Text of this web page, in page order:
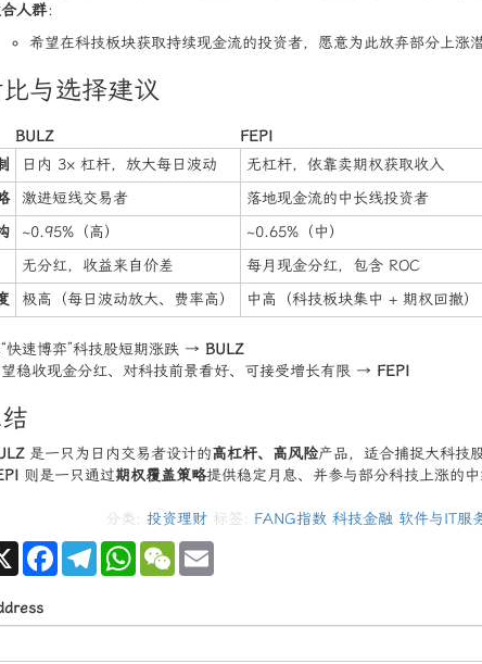
人群：
希望在科技板块获取持续现金流的投资者，愿意为此放弃部分上涨
与选择建议
BULZ
FEPI
日内 3× 杠杆，放大每日波动
无杠杆，依靠卖期权获取收入
激进短线交易者
落地现金流的中长线投资者
~0.95%（高）
~0.65%（中）
无分红，收益来自价差
每月现金分红，包含 ROC
极高（每日波动放大、费率高） 中高（科技板块集中 + 期权回撤）
快速博弈”科技股短期涨跌 → BULZ
稳收现金分红、对科技前景看好、可接受增长有限 → FEPI
是一只为日内交易者设计的高杠杆、高风险产品，适合捕捉大科技
则是一只通过期权覆盖策略提供稳定月息、并参与部分科技上涨的
分类: 投资理财 标签: FANG指数 科技金融 软件与IT服
X FacebookTelegramWhatsApp
WeChat